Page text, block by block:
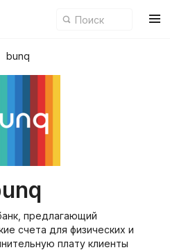
bunq
предлагающий
счета для физических и
плату клиенты